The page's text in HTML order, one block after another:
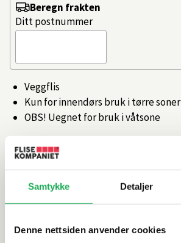
Samtykke Detaljer
Denne nettsiden anvender cookies
Veggflis
Kun for innendørs bruk i tørre soner
OBS! Uegnet for bruk i våtsone
Beregn frakten
Ditt postnummer
Produktinformasjon
Spesifikasjoner